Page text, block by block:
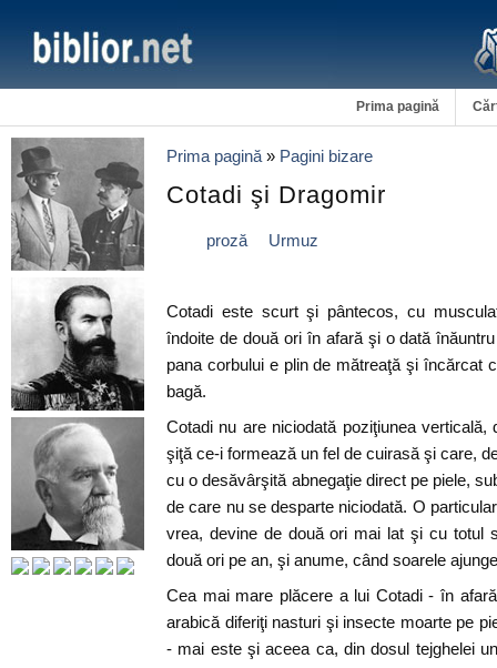
Prima pagină
Prima pagină » Pagini bizare
Cotadi şi Dragomir
proză Urmuz
Cotadi este scurt şi pântecos, cu
îndoite de două ori în afară şi o dată
pana corbului e plin de mătreaţă şi încărcat
bagă.
Cotadi nu are niciodată poziţiunea
şiţă ce-i formează un fel de cuirasă şi care,
cu o desăvârşită abnegaţie direct pe piele,
de care nu se desparte niciodată. O
vrea, devine de două ori mai lat şi cu totul
două ori pe an, şi anume, când soarele
Cea mai mare plăcere a lui Cotadi - în
arabică diferiţi nasturi şi insecte moarte pe
- mai este şi aceea ca, din dosul tejghelei